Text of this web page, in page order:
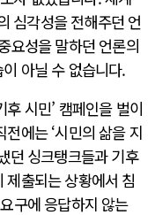
심각성을 전해주던 언
요성을 말하던 언론의
아닐 수 없습니다.
시민’ 캠페인을 벌이
에는 ‘시민의 삶을 지
던 싱크탱크들과 기후
제출되는 상황에서 침
구에 응답하지 않는